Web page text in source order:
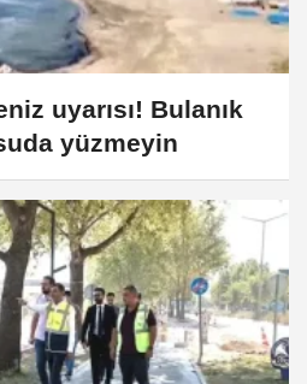
uyarısı! Bulanık
yüzmeyin